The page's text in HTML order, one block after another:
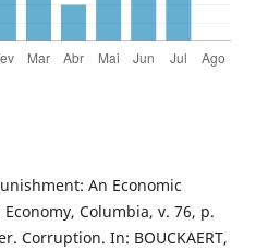
An Economic
Columbia, v. 76, p.
Corruption. In: BOUCKAERT,